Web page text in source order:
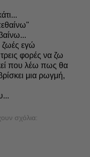
ζωές εγώ
φορές να ζω
που λέω πως θα
μια ρωγμή,
σχόλια: